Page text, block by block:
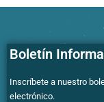
Boletín
Inscríbete a nuestro
electrónico.